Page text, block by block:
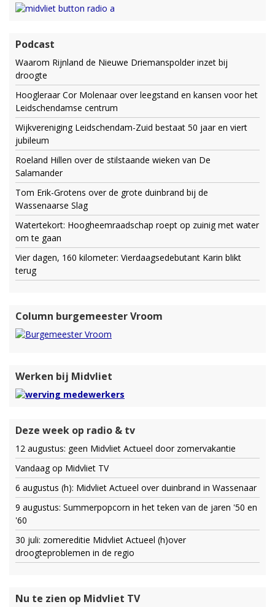
Podcast
Waarom Rijnland de Nieuwe Driemanspolder inzet bij
droogte
Hoogleraar Cor Molenaar over leegstand en kansen voor het
Leidschendamse centrum
Wijkvereniging Leidschendam-Zuid bestaat 50 jaar en viert
jubileum
Roeland Hillen over de stilstaande wieken van De
Salamander
Tom Erik-Grotens over de grote duinbrand bij de
Wassenaarse Slag
Watertekort: Hoogheemraadschap roept op zuinig met water
om te gaan
Vier dagen, 160 kilometer: Vierdaagsedebutant Karin blikt
terug
Column burgemeester Vroom
Werken bij Midvliet
Deze week op radio & tv
12 augustus: geen Midvliet Actueel door zomervakantie
Vandaag op Midvliet TV
6 augustus (h): Midvliet Actueel over duinbrand in Wassenaar
9 augustus: Summerpopcorn in het teken van de jaren '50 en
'60
30 juli: zomereditie Midvliet Actueel (h)over
droogteproblemen in de regio
Nu te zien op Midvliet TV